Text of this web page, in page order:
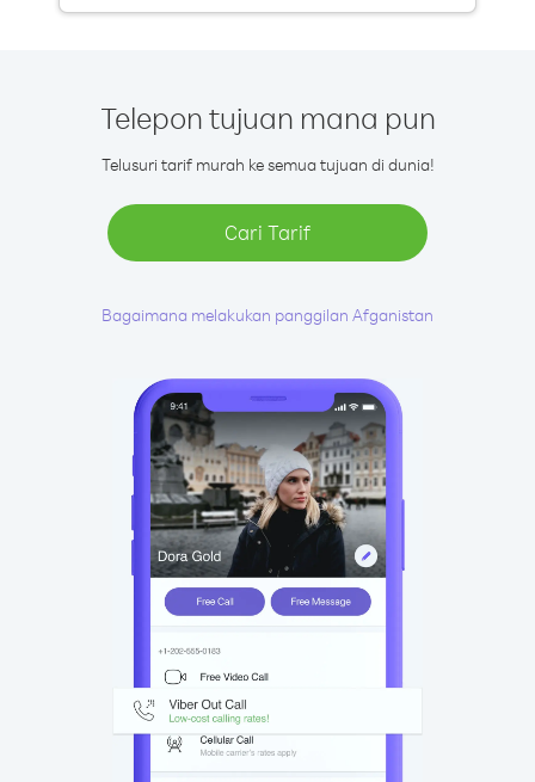
Telepon tujuan mana pun
Telusuri tarif murah ke semua tujuan di dunia!
Cari Tarif
Bagaimana melakukan panggilan Afganistan